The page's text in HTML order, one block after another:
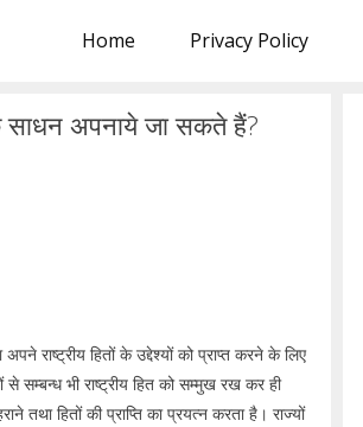
Home Privacy Policy
साधन अपनाये जा सकते हैं?
राष्ट्रीय हितों के उद्देश्यों को प्राप्त करने के लिए
से सम्बन्ध भी राष्ट्रीय हित को सम्मुख रख कर ही
तथा हितों की प्राप्ति का प्रयत्न करता है। राज्यों